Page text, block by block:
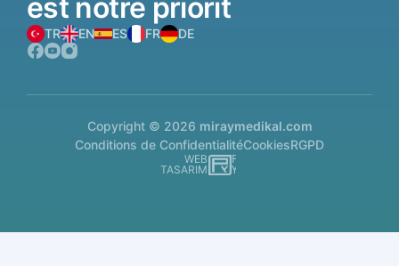
est notre priorit
TR EN ES FR DE
Copyright © 2026 miraymedikal.com
Conditions de ConfidentialitéCookiesRGPD
WEB
TASARIM
İSTANBUL WEB TASARIM AJANSI - PENTA